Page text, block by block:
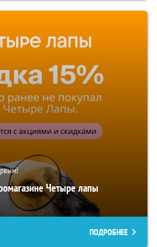
Четыре лапы
ПОДРОБНЕЕ